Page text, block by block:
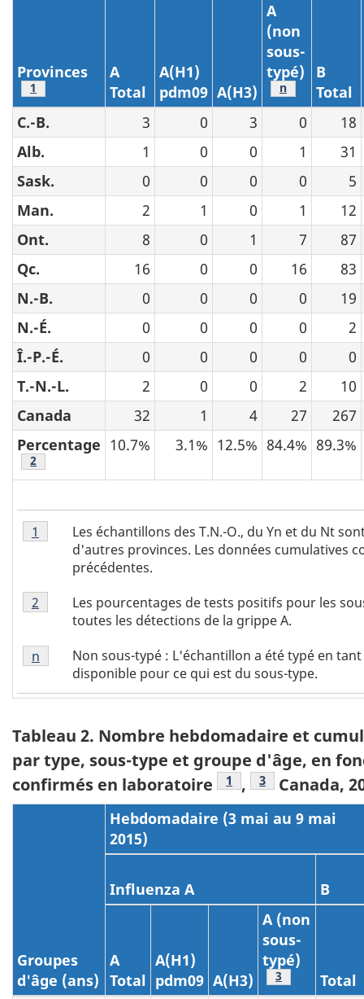
Provinces
Note au bas du tableau
1
A
Total
A(H1)
pdm09 A(H3)
A
(non
sous-
typé)
Note au bas
n
B
Total
C.-B.
3 0 3 0
18
Alb.
1 0 0 1
31
Sask.
0 0 0 0
5
Man.
2 1 0 1
12
Ont.
8 0 1 7
87
Qc.
16 0 0 16
83
N.-B.
0 0 0 0
19
N.-É.
0 0 0 0
2
Î.-P.-É.
0 0 0 0
0
T.-N.-L.
2 0 0 2
10
Canada
32 1 4 27
267
Percentage
Note au bas du tableau
2
10.7% 3.1% 12.5% 84.4% 89.3%
Tableau
1
de
bas
Les échantillons des T.N.-O., du Yn et du Nt
d'autres provinces. Les données cumulatives
précédentes.
Retour à la référence tableau 1 - note
1 referrer
Tableau
1
note
de
2
Les pourcentages de tests positifs pour les
toutes les détections de la grippe A.
Retour à la référence tableau 1 - note
2 referrer
Non
sous-
Non sous-typé : L'échantillon a été typé en
disponible pour ce qui est du sous-type.
Retour à la référence tableau 1 - note Non sous-typé
n referrer
Tableau 2. Nombre hebdomadaire et
par type, sous-type et groupe d'âge, en
confirmés en laboratoire
Note au bas du
1 , Note au bas du
3 Canada,
Groupes
d'âge (ans)
Hebdomadaire (3 mai au 9 mai
2015)
Influenza A B
A
Total
A(H1)
pdm09 A(H3)
A (non
sous-
typé)
Note au bas
3 Total